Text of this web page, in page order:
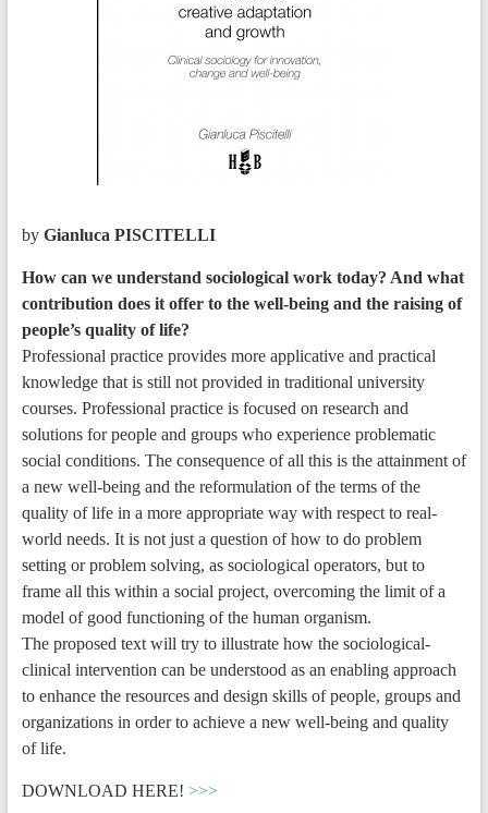
by Gianluca PISCITELLI
How can we understand sociological work today? And what
contribution does it offer to the well-being and the raising of
people’s quality of life?
Professional practice provides more applicative and practical
knowledge that is still not provided in traditional university
courses. Professional practice is focused on research and
solutions for people and groups who experience problematic
social conditions. The consequence of all this is the attainment of
a new well-being and the reformulation of the terms of the
quality of life in a more appropriate way with respect to real-
world needs. It is not just a question of how to do problem
setting or problem solving, as sociological operators, but to
frame all this within a social project, overcoming the limit of a
model of good functioning of the human organism.
The proposed text will try to illustrate how the sociological-
clinical intervention can be understood as an enabling approach
to enhance the resources and design skills of people, groups and
organizations in order to achieve a new well-being and quality
of life.
DOWNLOAD HERE! >>>